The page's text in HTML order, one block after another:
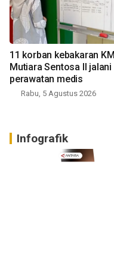
11 korban kebakaran KM
Mutiara Sentosa II jalani
perawatan medis
Rabu, 5 Agustus 2026
Infografik